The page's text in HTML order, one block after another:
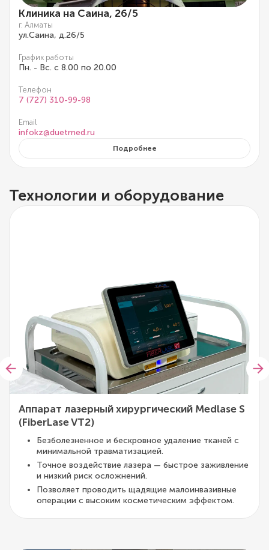
Клиника на Саина, 26/5
г. Алматы
ул.Саина, д.26/5
График работы
Пн. - Вс. с 8.00 по 20.00
Телефон
7 (727) 310-99-98
Email
infokz@duetmed.ru
Подробнее
Технологии и оборудование
Аппарат лазерный хирургический Medlase S
(FiberLase VT2)
Безболезненное и бескровное удаление тканей с
минимальной травматизацией.
Точное воздействие лазера — быстрое заживление
и низкий риск осложнений.
Позволяет проводить щадящие малоинвазивные
операции с высоким косметическим эффектом.